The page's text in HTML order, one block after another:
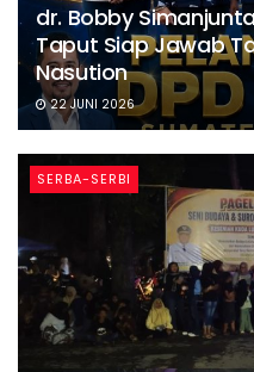
dr. Bobby
Taput Siap Jawab
Nasution
22 JUNI 2026
SERBA-SERBI